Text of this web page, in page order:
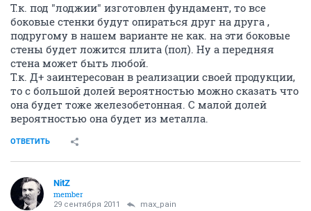
Т.к. под "лоджии" изготовлен фундамент, то все
боковые стенки будут опираться друг на друга ,
подругому в нашем варианте не как. на эти боковые
стены будет ложится плита (пол). Ну а передняя
стена может быть любой.
Т.к. Д+ заинтересован в реализации своей продукции,
то с большой долей вероятностью можно сказать что
она будет тоже железобетонная. С малой долей
вероятностью она будет из металла.
ОТВЕТИТЬ
NitZ
member
29 сентября 2011 max_pain